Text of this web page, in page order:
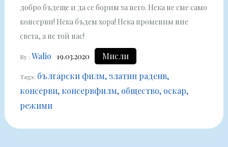
добро бъдеще и да се борим за него. Нека не сме само
консерви! Нека бъдем хора! Нека променим ние
света, а не той нас!
By : Walio 19.03.2020 Мисли
Tags: български филм златин раденв
консерви консервфилм общество оскар
режими